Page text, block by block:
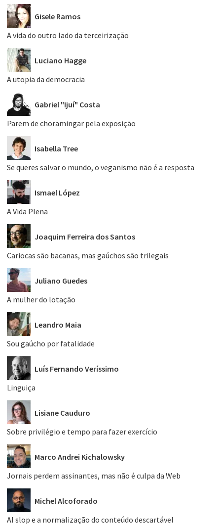
Gisele Ramos
A vida do outro lado da terceirização
Luciano Hagge
A utopia da democracia
Gabriel "Ijuí" Costa
Parem de choramingar pela exposição
Isabella Tree
Se queres salvar o mundo, o veganismo não é a resposta
Ismael López
A Vida Plena
Joaquim Ferreira dos Santos
Cariocas são bacanas, mas gaúchos são trilegais
Juliano Guedes
A mulher do lotação
Leandro Maia
Sou gaúcho por fatalidade
Luís Fernando Veríssimo
Linguiça
Lisiane Cauduro
Sobre privilégio e tempo para fazer exercício
Marco Andrei Kichalowsky
Jornais perdem assinantes, mas não é culpa da Web
Michel Alcoforado
AI slop e a normalização do conteúdo descartável